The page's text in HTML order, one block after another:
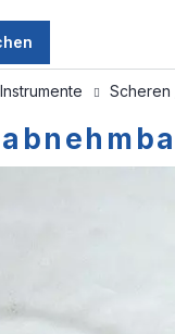
Scheren